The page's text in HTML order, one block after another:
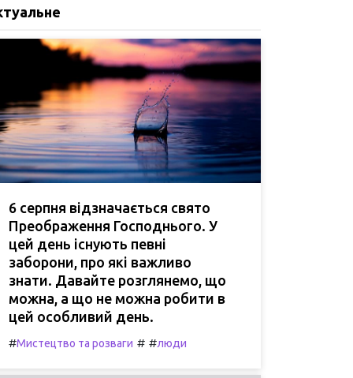
6 серпня відзначається свято
Преображення Господнього. У
цей день існують певні
заборони, про які важливо
знати. Давайте розглянемо, що
можна, а що не можна робити в
цей особливий день.
#Мистецтво та розваги # #люди